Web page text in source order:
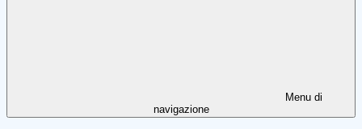
Menu di
navigazione